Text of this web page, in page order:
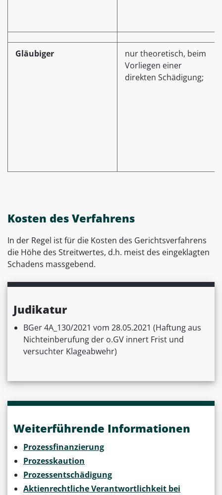
Gläubiger
nur theoretisch, beim
Vorliegen einer
direkten Schädigung;
Kosten des Verfahrens
In der Regel ist für die Kosten des Gerichtsverfahrens
die Höhe des Streitwertes, d.h. meist des eingeklagten
Schadens massgebend.
Judikatur
BGer 4A_130/2021 vom 28.05.2021 (Haftung aus
Nichteinberufung der o.GV innert Frist und
versuchter Klageabwehr)
Weiterführende Informationen
Prozessfinanzierung
Prozesskaution
Prozessentschädigung
Aktienrechtliche Verantwortlichkeit bei